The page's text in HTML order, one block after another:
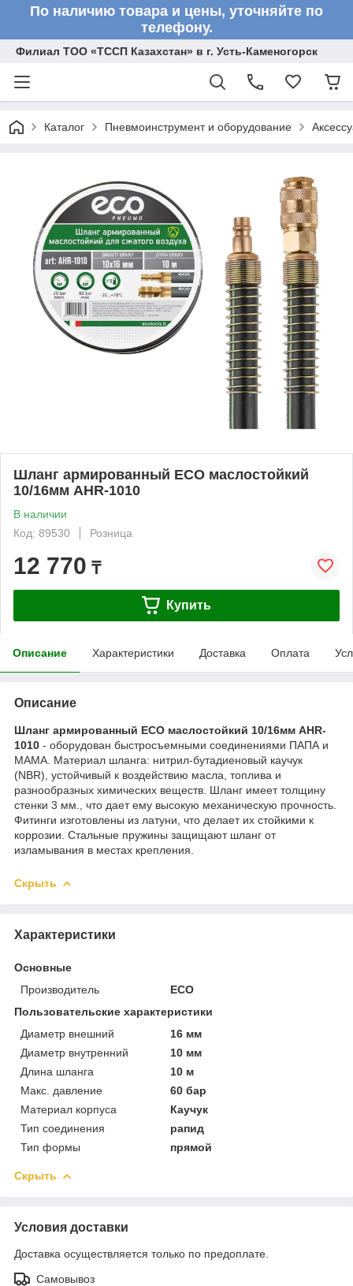
По наличию товара и цены, уточняйте по
телефону.
Филиал ТОО «ТССП Казахстан» в г. Усть-Каменогорск
Каталог Пневмоинструмент и оборудование
Шланг армированный ECO маслостойкий
10/16мм AHR-1010
В наличии
Код: 89530
Розница
12 770 ₸
Купить
Описание Характеристики Доставка Оплата
Описание
Шланг армированный ECO маслостойкий 10/16мм AHR-
1010 - оборудован быстросъемными соединениями ПАПА и
МАМА. Материал шланга: нитрил-бутадиеновый каучук
(NBR), устойчивый к воздействию масла, топлива и
разнообразных химических веществ. Шланг имеет толщину
стенки 3 мм., что дает ему высокую механическую прочность.
Фитинги изготовлены из латуни, что делает их стойкими к
коррозии. Стальные пружины защищают шланг от
изламывания в местах крепления.
Скрыть
Характеристики
Основные
Производитель
ECO
Пользовательские характеристики
Диаметр внешний
16 мм
Диаметр внутренний
10 мм
Длина шланга
10 м
Макс. давление
60 бар
Материал корпуса
Каучук
Тип соединения
рапид
Тип формы
прямой
Скрыть
Условия доставки
Доставка осуществляется только по предоплате.
Самовывоз